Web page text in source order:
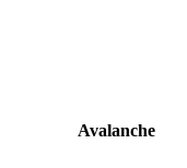
Avalanche